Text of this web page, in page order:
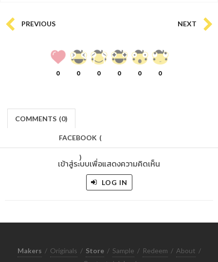
PREVIOUS NEXT
0 0 0 0 0 0
COMMENTS (0)
FACEBOOK (
)
เข้าสู่ระบบเพื่อแสดงความคิดเห็น
LOG IN
Makers / Originals / Store / Sample / Redeem / About /